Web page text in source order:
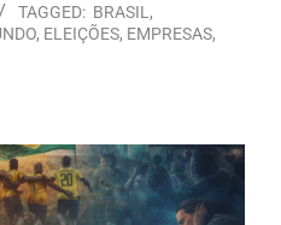
TAGGED: BRASIL ,
, ELEIÇÕES, EMPRESAS,